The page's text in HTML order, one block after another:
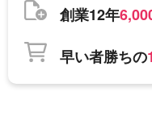
創業12年
早い者勝ちの